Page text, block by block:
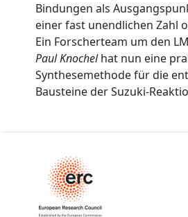
Bindungen als
einer fast unendlichen Zahl
Ein Forscherteam um den
Paul Knochelhat nun eine
Synthesemethode für die
Bausteine der Suzuki-